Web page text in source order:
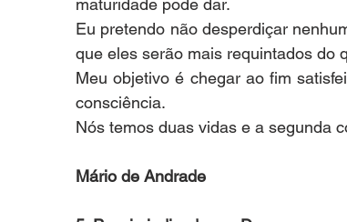
maturidade pode dar.
Eu pretendo não desperdiçar
que eles serão mais requintados do
Meu objetivo é chegar ao fim
consciência.
Nós temos duas vidas e a segunda
Mário de Andrade